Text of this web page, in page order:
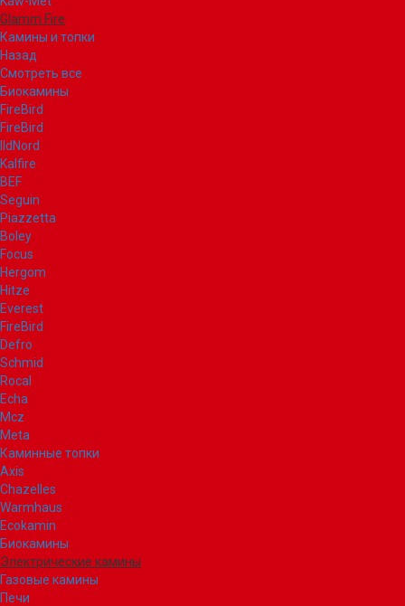
Glamm Fire
Камины и топки
Назад
Смотреть все
Биокамины
FireBird
FireBird
IldNord
Kalfire
BEF
Seguin
Piazzetta
Boley
Focus
Hergom
Hitze
Everest
FireBird
Defro
Schmid
Rocal
Echa
Mcz
Meta
Каминные топки
Axis
Chazelles
Warmhaus
Ecokamin
Биокамины
Электрические камины
Газовые камины
Печи